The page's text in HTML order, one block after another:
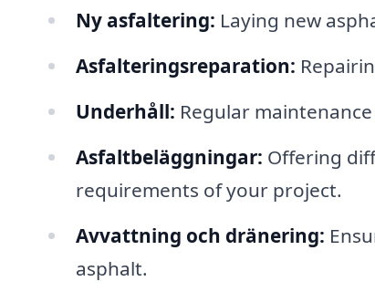
Ny asfaltering: Laying new
Asfalteringsreparation:
Underhåll: Regular
Asfaltbeläggningar: Offering
requirements of your project.
Avvattning och dränering:
asphalt.